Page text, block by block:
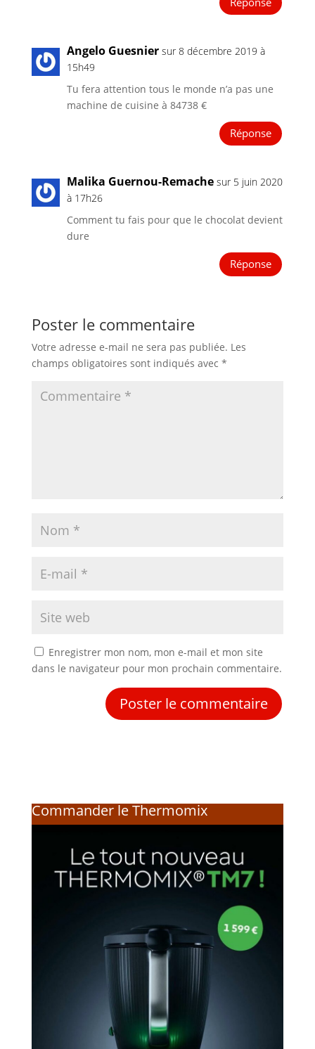
Angelo Guesnier sur 8 décembre 2019 à
15h49
Tu fera attention tous le monde n’a pas une
machine de cuisine à 84738 €
Réponse
Malika Guernou-Remache sur 5 juin 2020
à 17h26
Comment tu fais pour que le chocolat devient
dure
Réponse
Poster le commentaire
Votre adresse e-mail ne sera pas publiée. Les
champs obligatoires sont indiqués avec *
Enregistrer mon nom, mon e-mail et mon site
dans le navigateur pour mon prochain commentaire.
Commander le Thermomix